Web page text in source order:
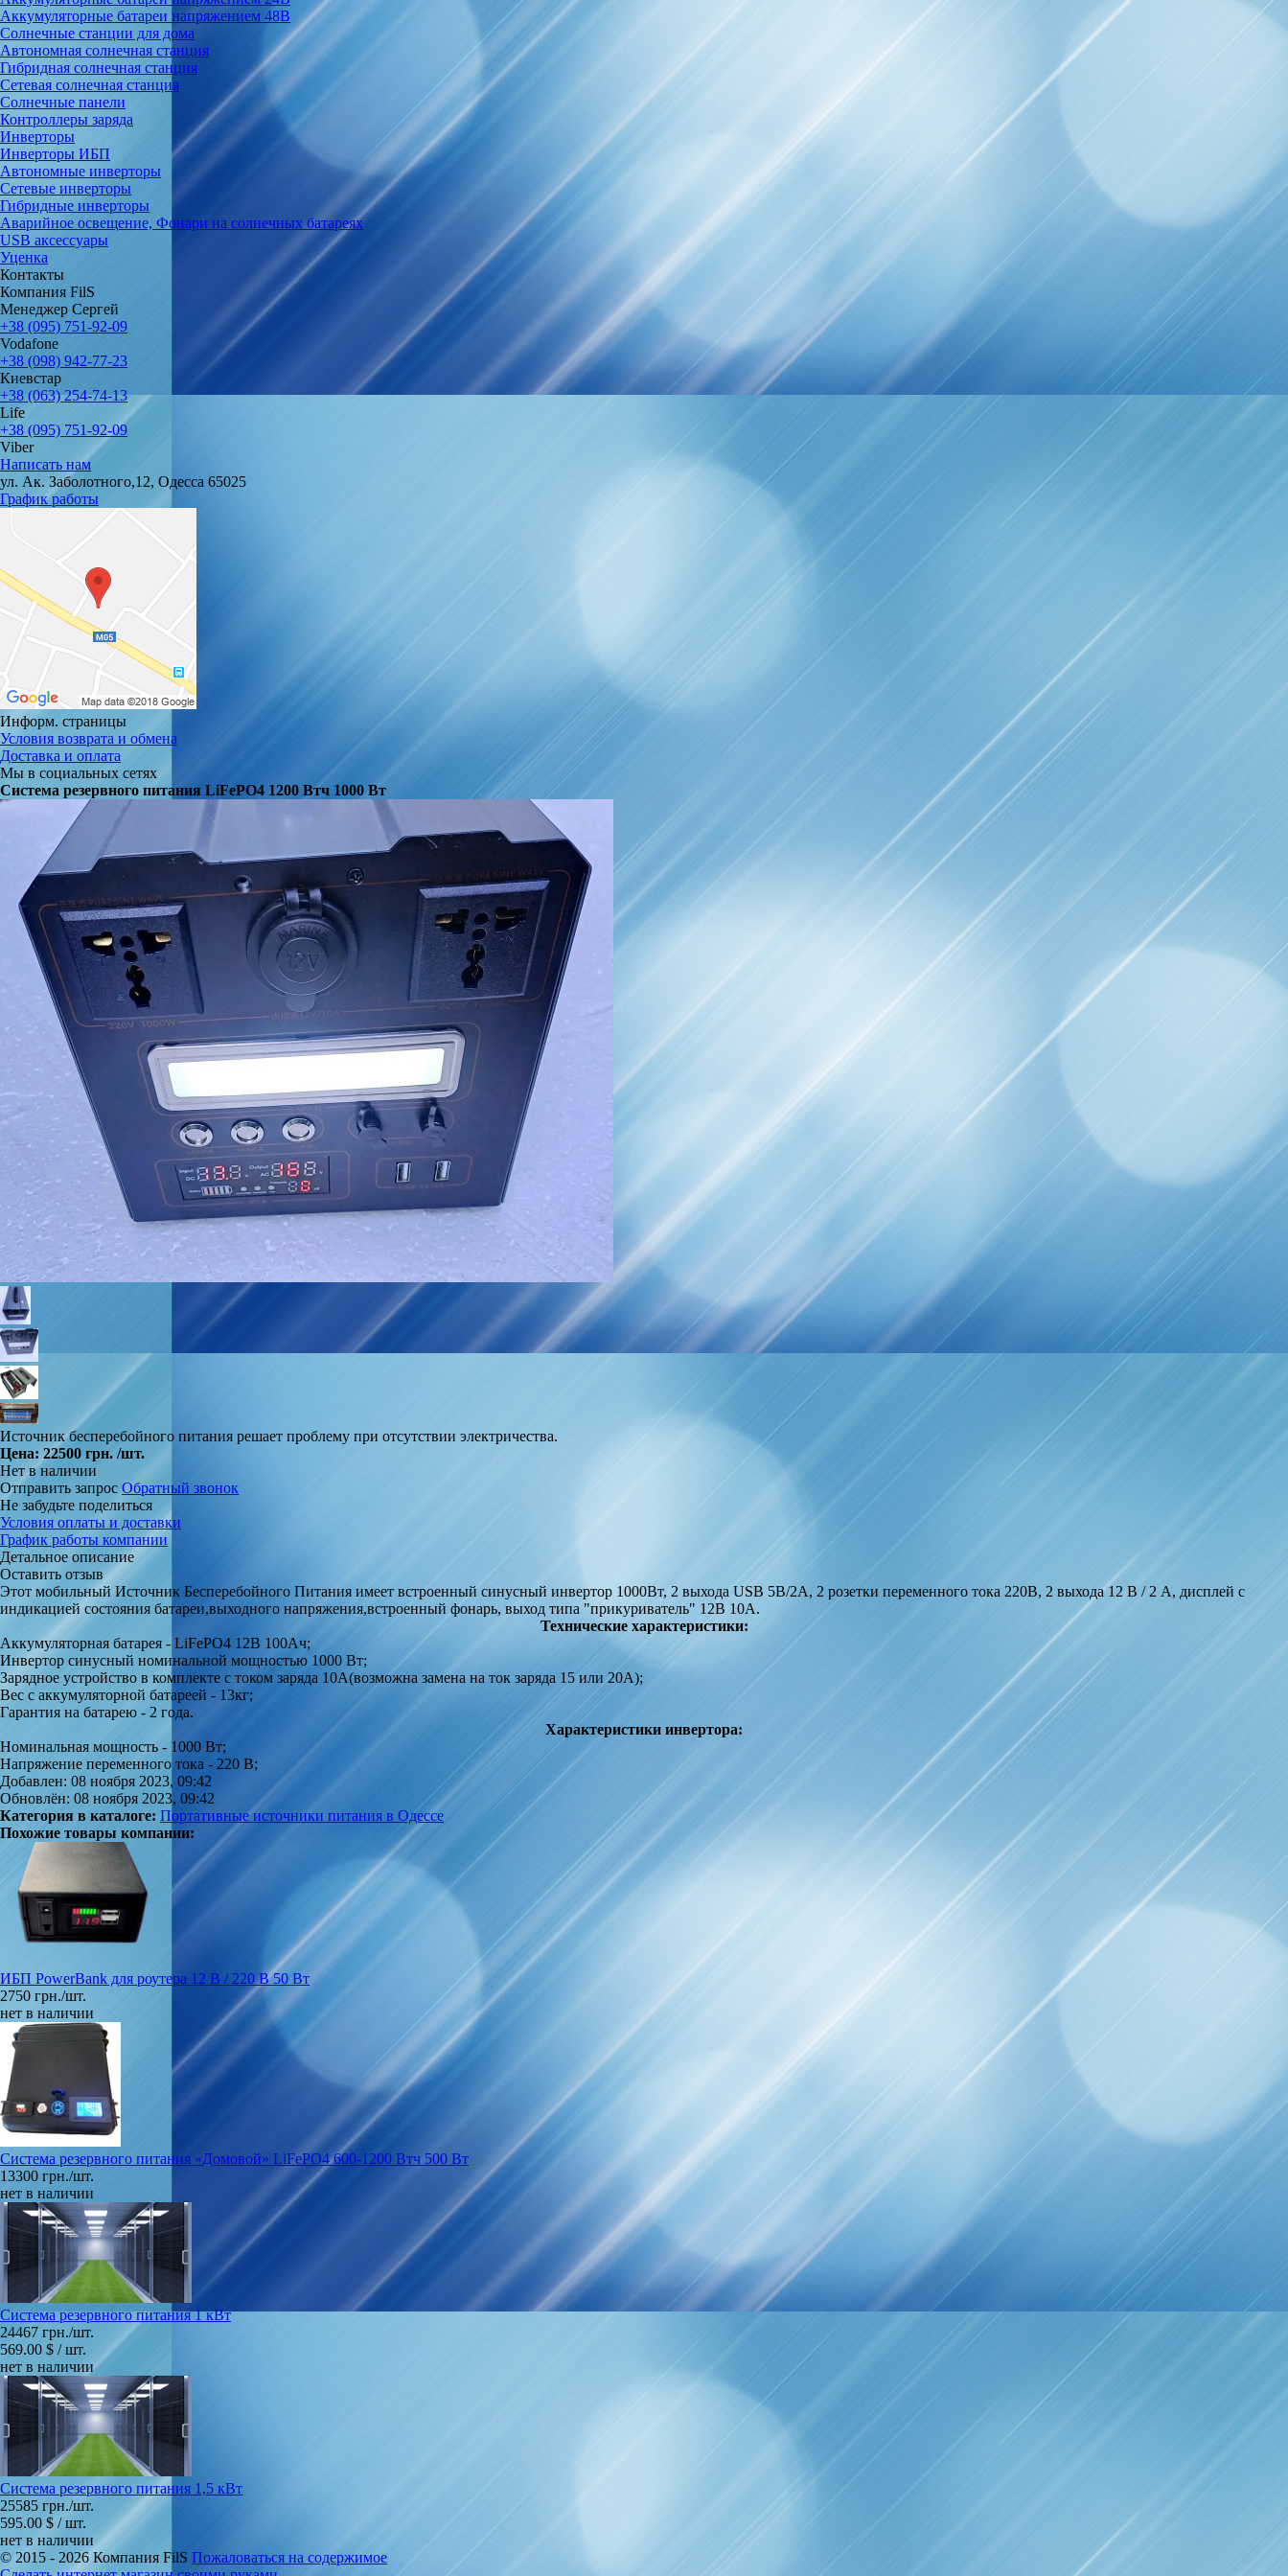
Аккумуляторные батареи напряжением 48В
Солнечные станции для дома
Автономная солнечная станция
Гибридная солнечная станция
Сетевая солнечная станция
Солнечные панели
Контроллеры заряда
Инверторы
Инверторы ИБП
Автономные инверторы
Сетевые инверторы
Гибридные инверторы
Аварийное освещение, Фонари на солнечных батареях
USB аксессуары
Уценка
Контакты
Компания FilS
Менеджер Сергей
+38 (095) 751-92-09
Vodafone
+38 (098) 942-77-23
Киевстар
+38 (063) 254-74-13
Life
+38 (095) 751-92-09
Viber
Написать нам
ул. Ак. Заболотного,12, Одесса 65025
График работы
Информ. страницы
Условия возврата и обмена
Доставка и оплата
Мы в социальных сетях
Система резервного питания LiFePO4 1200 Втч 1000 Вт
Источник бесперебойного питания решает проблему при отсутствии электричества.
Цена: 22500 грн. /шт.
Нет в наличии
Отправить запрос Обратный звонок
Не забудьте поделиться
Условия оплаты и доставки
График работы компании
Детальное описание
Оставить отзыв
Этот мобильный Источник Бесперебойного Питания имеет встроенный синусный инвертор 1000Вт, 2 выхода USB 5В/2А, 2 розетки переменного тока 220В, 2 выхода 12 В / 2 А, дисплей с
индикацией состояния батареи,выходного напряжения,встроенный фонарь, выход типа "прикуриватель" 12В 10А.
Технические характеристики:
Аккумуляторная батарея - LiFePO4 12В 100Ач;
Инвертор синусный номинальной мощностью 1000 Вт;
Зарядное устройство в комплекте с током заряда 10А(возможна замена на ток заряда 15 или 20А);
Вес с аккумуляторной батареей - 13кг;
Гарантия на батарею - 2 года.
Характеристики инвертора:
Номинальная мощность - 1000 Вт;
Напряжение переменного тока - 220 В;
Добавлен: 08 ноября 2023, 09:42
Обновлён: 08 ноября 2023, 09:42
Категория в каталоге: Портативные источники питания в Одессе
Похожие товары компании:
ИБП PowerBank для роутера 12 В / 220 В 50 Вт
2750 грн./шт.
нет в наличии
Система резервного питания «Домовой» LiFePO4 600-1200 Втч 500 Вт
13300 грн./шт.
нет в наличии
Cистема резервного питания 1 кВт
24467 грн./шт.
569.00 $ / шт.
нет в наличии
Cистема резервного питания 1,5 кВт
25585 грн./шт.
595.00 $ / шт.
нет в наличии
© 2015 - 2026 Компания FilS Пожаловаться на содержимое